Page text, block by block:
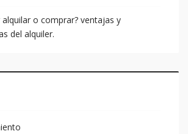
alquilar o comprar? ventajas y
del alquiler.